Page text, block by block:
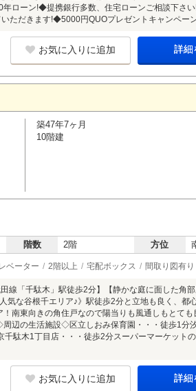
ローン!◆提携銀行多数、住宅ローンご相談下さ
ただきます!◆5000円QUOプレゼントキャンペー
お気に入りに追加 詳細
築47年7ヶ月
10階建
階数 2階 方位
ベーター 2階以上 宅配ボックス 間取り図有り
線「千駄木」駅徒歩2分】【静かな庭に面した角
気な谷根千エリア♪》駅徒歩2分と立地も良く、都
南東向きの角住戸なので陽当りも風通しもとて
辺の生活施設◇区立しおみ保育園・・・徒歩1分
駄木1丁目店・・・徒歩2分スーパーマーケット
お気に入りに追加 詳細